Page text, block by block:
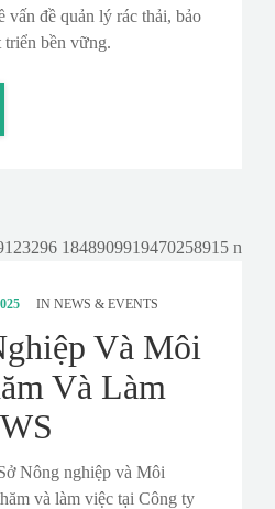
vấn đề quản lý rác thải, bảo
bền vững.
IN NEWS & EVENTS
Và Môi
Và Làm
Nông nghiệp và Môi
và làm việc tại Công ty